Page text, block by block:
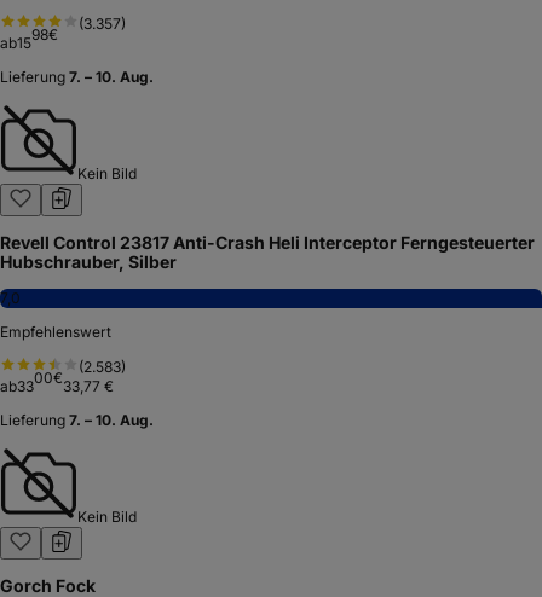
(3.357)
ab1598€
Lieferung 7. – 10. Aug.
Kein Bild
Revell Control 23817 Anti-Crash Heli Interceptor Ferngesteuerter
Hubschrauber, Silber
7,0
Empfehlenswert
(2.583)
ab3300€33,77 €
Lieferung 7. – 10. Aug.
Kein Bild
Gorch Fock